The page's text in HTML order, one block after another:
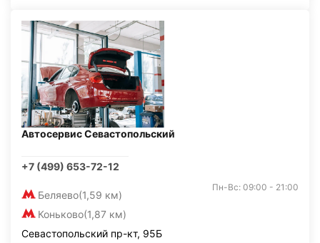
Автосервис Севастопольский
+7 (499) 653-72-12
Беляево(1,59 км)
Коньково(1,87 км)
Пн-Вс: 09:00 - 21:00
Севастопольский пр-кт, 95Б